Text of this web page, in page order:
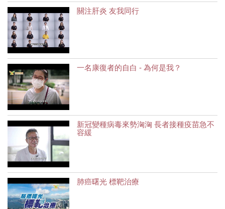
關注肝炎 友我同行
一名康復者的自白 - 為何是我？
新冠變種病毒來勢洶洶 長者接種疫苗急不
容緩
肺癌曙光 標靶治療